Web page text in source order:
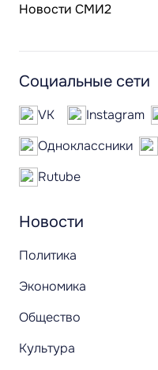
Новости СМИ2
Новости
Политика
Экономика
Общество
Культура
Социальные сети
VK Instagram
Одноклассники
Rutube